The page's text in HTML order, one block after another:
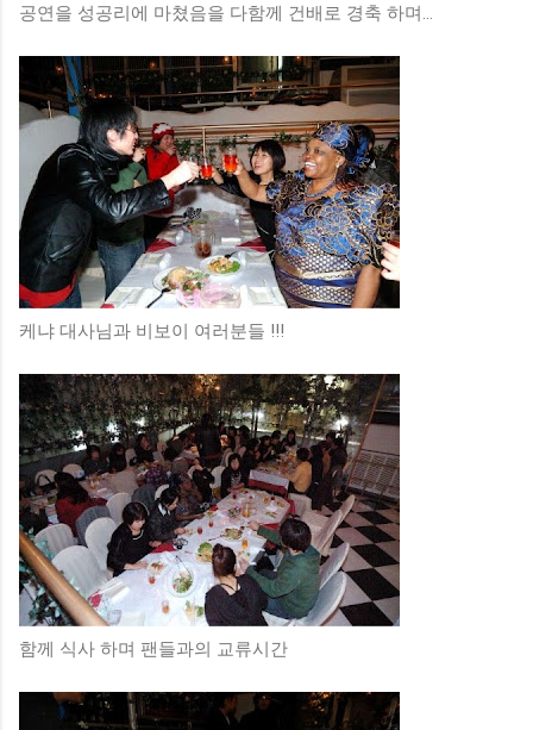
공연을 성공리에 마쳤음을 다함께 건배로 경축 하며...
케냐 대사님과 비보이 여러분들 !!!
함께 식사 하며 팬들과의 교류시간